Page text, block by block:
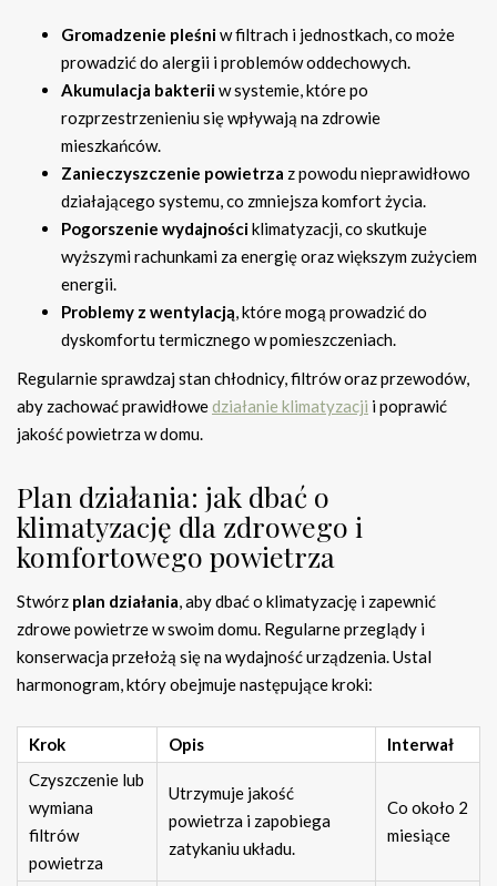
Gromadzenie pleśniw filtrach i jednostkach, co może
prowadzić do alergii i problemów oddechowych.
Akumulacja bakteriiw systemie, które po
rozprzestrzenieniu się wpływają na zdrowie
mieszkańców.
Zanieczyszczenie powietrza z powodu nieprawidłowo
działającego systemu, co zmniejsza komfort życia.
Pogorszenie wydajnościklimatyzacji, co skutkuje
wyższymi rachunkami za energię oraz większym zużyciem
energii.
Problemy z wentylacją , które mogą prowadzić do
dyskomfortu termicznego w pomieszczeniach.
Regularnie sprawdzaj stan chłodnicy, filtrów oraz przewodów,
aby zachować prawidłowedziałanie klimatyzacji i poprawić
jakość powietrza w domu.
Plan działania: jak dbać o
klimatyzację dla zdrowego i
komfortowego powietrza
Stwórz plan działania , aby dbać o klimatyzację i zapewnić
zdrowe powietrze w swoim domu. Regularne przeglądy i
konserwacja przełożą się na wydajność urządzenia. Ustal
harmonogram, który obejmuje następujące kroki:
Krok Opis
Interwał
Czyszczenie lub
wymiana
filtrów
powietrza
Utrzymuje jakość
powietrza i zapobiega
zatykaniu układu.
Co około 2
miesiące